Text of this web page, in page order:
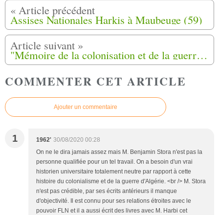
Assises Nationales Harkis à Maubeuge (59)
"Mémoire de la colonisation et de la guerre d'Algérie' Les harkis n'en veulent pas
COMMENTER CET ARTICLE
Ajouter un commentaire
1 1962' 30/08/2020 00:28
On ne le dira jamais assez mais M. Benjamin Stora n'est pas la
personne qualifiée pour un tel travail. On a besoin d'un vrai
historien universitaire totalement neutre par rapport à cette
histoire du colonialisme et de la guerre d'Algérie. <br /> M. Stora
n'est pas crédible, par ses écrits antérieurs il manque
d'objectivité. Il est connu pour ses relations étroites avec le
pouvoir FLN et il a aussi écrit des livres avec M. Harbi cet